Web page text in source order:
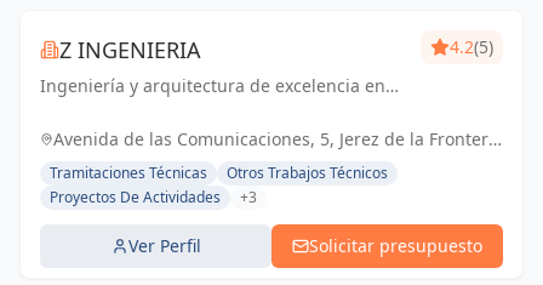
Z INGENIERIA
Ingeniería y arquitectura de excelencia en
confiable para proyectos técnicos y licencias
4.2(5)
Avenida de las Comunicaciones, 5, Jerez de la Frontera,
España, España
Tramitaciones Técnicas
Otros Trabajos Técnicos
Proyectos De Actividades
+3
Ver Perfil Solicitar presupuesto